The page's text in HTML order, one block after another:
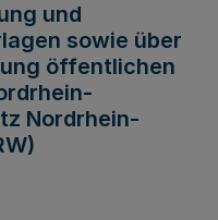
und
sowie über
öffentlichen
Nordrhein-